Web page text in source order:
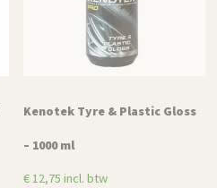
Kenotek Tyre & Plastic Gloss
– 1000 ml
€12,75 incl. btw